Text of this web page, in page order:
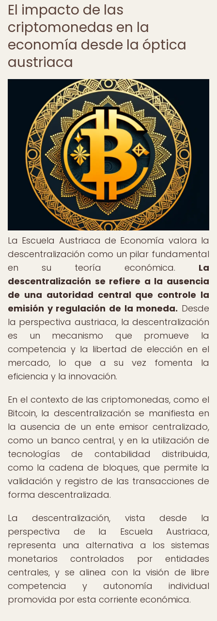
El impacto de las
criptomonedas en la
economía desde la óptica
austriaca
La Escuela Austriaca de Economía valora la
descentralización como un pilar fundamental
en su teoría económica. La
descentralización se refiere a la ausencia
de una autoridad central que controle la
emisión y regulación de la moneda. Desde
la perspectiva austriaca, la descentralización
es un mecanismo que promueve la
competencia y la libertad de elección en el
mercado, lo que a su vez fomenta la
eficiencia y la innovación.
En el contexto de las criptomonedas, como el
Bitcoin, la descentralización se manifiesta en
la ausencia de un ente emisor centralizado,
como un banco central, y en la utilización de
tecnologías de contabilidad distribuida,
como la cadena de bloques, que permite la
validación y registro de las transacciones de
forma descentralizada.
La descentralización, vista desde la
perspectiva de la Escuela Austriaca,
representa una alternativa a los sistemas
monetarios controlados por entidades
centrales, y se alinea con la visión de libre
competencia y autonomía individual
promovida por esta corriente económica.